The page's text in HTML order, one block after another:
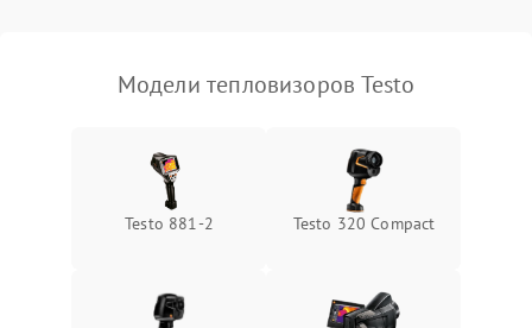
Модели тепловизоров Testo
Testo 881-2 Testo 320 Compact